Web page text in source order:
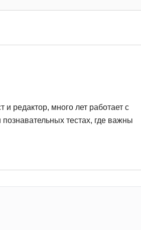
редактор, много лет работает с
тестах, где важны